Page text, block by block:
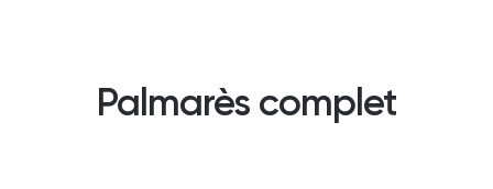
Palmarès complet